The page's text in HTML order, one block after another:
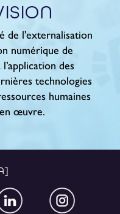
de l’externalisation
numérique de
des
technologies
humaines
œuvre.